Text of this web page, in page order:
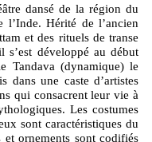
dansé de la région du
l’Inde. Hérité de l’ancien
et des rituels de transe
s’est développé au début
Tandava (dynamique) le
dans une caste d’artistes
qui consacrent leur vie à
Les costumes
sont caractéristiques du
ornements sont codifiés